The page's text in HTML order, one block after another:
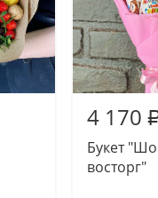
4 170
Букет
восторг"